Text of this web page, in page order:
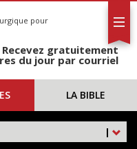
pour
Recevez gratuitement
du jour par courriel
LA BIBLE
|